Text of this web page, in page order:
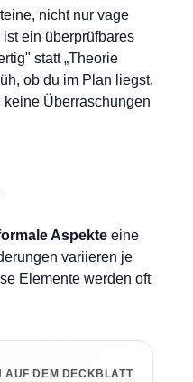
nicht nur vage
ein überprüfbares
statt „Theorie
ob du im Plan liegst.
keine Überraschungen
Aspekte eine
variieren je
Elemente werden oft
AUF DEM DECKBLATT